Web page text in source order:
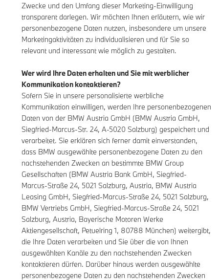
Zwecke und den Umfang dieser Marketing-Einwilligung
transparent darlegen. Wir möchten Ihnen erläutern, wie wir
personenbezogene Daten nutzen, insbesondere um unsere
Marketingaktivitäten zu individualisieren und für Sie so
relevant und interessant wie möglich zu gestalten.
Wer wird Ihre Daten erhalten und Sie mit werblicher
Kommunikation kontaktieren?
Sofern Sie in unsere personalisierte werbliche
Kommunikation einwilligen, werden Ihre personenbezogenen
Daten von der BMW Austria GmbH (BMW Austria GmbH,
Siegfried-Marcus-Str. 24, A-5020 Salzburg) gespeichert und
verarbeitet. Sie erklären sich ferner damit einverstanden,
dass BMW ausgewählte personenbezogene Daten zu den
nachstehenden Zwecken an bestimmte BMW Group
Gesellschaften (BMW Austria Bank GmbH, Siegfried-
Marcus-Straße 24, 5021 Salzburg, Austria, BMW Austria
Leasing GmbH, Siegfried-Marcus-Straße 24, 5021 Salzburg,
BMW Vertriebs GmbH, Siegfried-Marcus-Straße 24, 5021
Salzburg, Austria, Bayerische Motoren Werke
Aktiengesellschaft, Petuelring 1, 80788 München) weitergibt,
die Ihre Daten verarbeiten und Sie über die von Ihnen
ausgewählten Kanäle zu den nachstehenden Zwecken
kontaktieren dürfen. Darüber hinaus werden ausgewählte
personenbezogene Daten zu den nachstehenden Zwecken